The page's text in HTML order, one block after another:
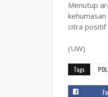
Menutup
citra positif
(UW)
Tags